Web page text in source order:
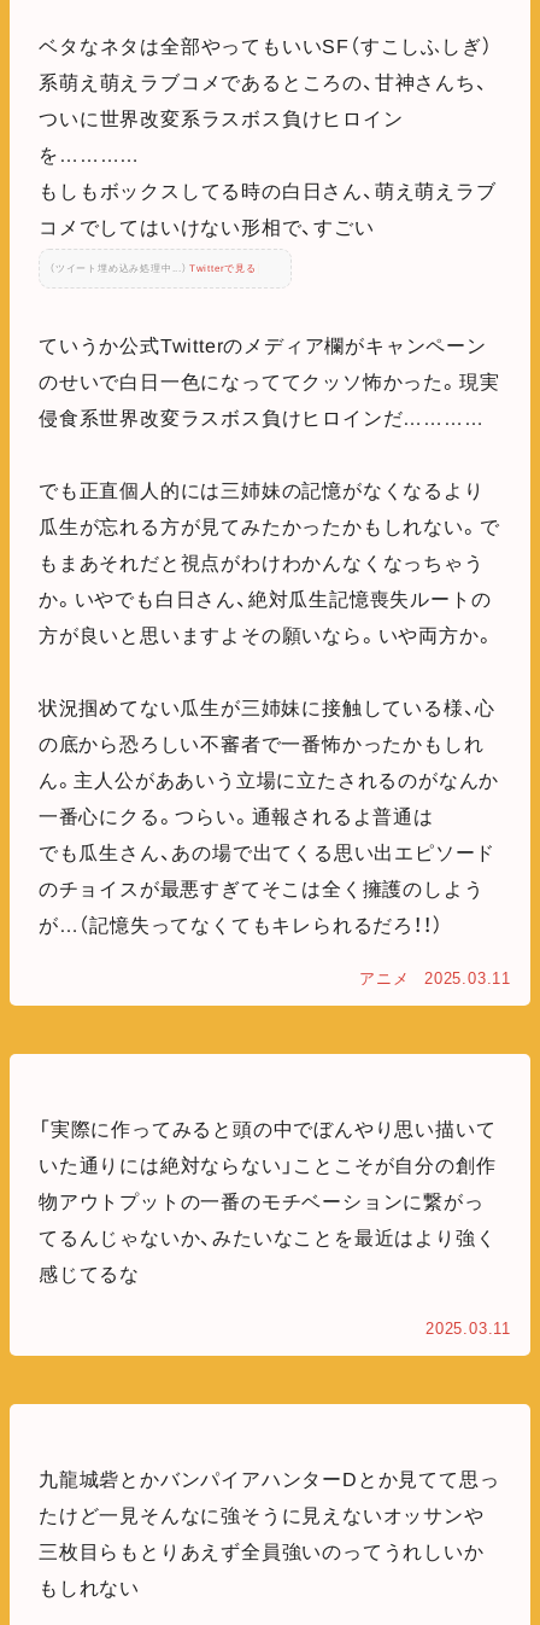
ベタなネタは全部やってもいいSF（すこしふしぎ）
系萌え萌えラブコメであるところの、甘神さんち、
ついに世界改変系ラスボス負けヒロイン
を…………
もしもボックスしてる時の白日さん、萌え萌えラブ
コメでしてはいけない形相で、すごい
（ツイート埋め込み処理中...） Twitterで見る
ていうか公式Twitterのメディア欄がキャンペーン
のせいで白日一色になっててクッソ怖かった。現実
侵食系世界改変ラスボス負けヒロインだ…………
でも正直個人的には三姉妹の記憶がなくなるより
瓜生が忘れる方が見てみたかったかもしれない。で
もまあそれだと視点がわけわかんなくなっちゃう
か。いやでも白日さん、絶対瓜生記憶喪失ルートの
方が良いと思いますよその願いなら。いや両方か。
状況掴めてない瓜生が三姉妹に接触している様、心
の底から恐ろしい不審者で一番怖かったかもしれ
ん。主人公がああいう立場に立たされるのがなんか
一番心にクる。つらい。通報されるよ普通は
でも瓜生さん、あの場で出てくる思い出エピソード
のチョイスが最悪すぎてそこは全く擁護のしよう
が…（記憶失ってなくてもキレられるだろ！！）
アニメ 2025.03.11
「実際に作ってみると頭の中でぼんやり思い描いて
いた通りには絶対ならない」ことこそが自分の創作
物アウトプットの一番のモチベーションに繋がっ
てるんじゃないか、みたいなことを最近はより強く
感じてるな
2025.03.11
九龍城砦とかバンパイアハンターDとか見てて思っ
たけど一見そんなに強そうに見えないオッサンや
三枚目らもとりあえず全員強いのってうれしいか
もしれない